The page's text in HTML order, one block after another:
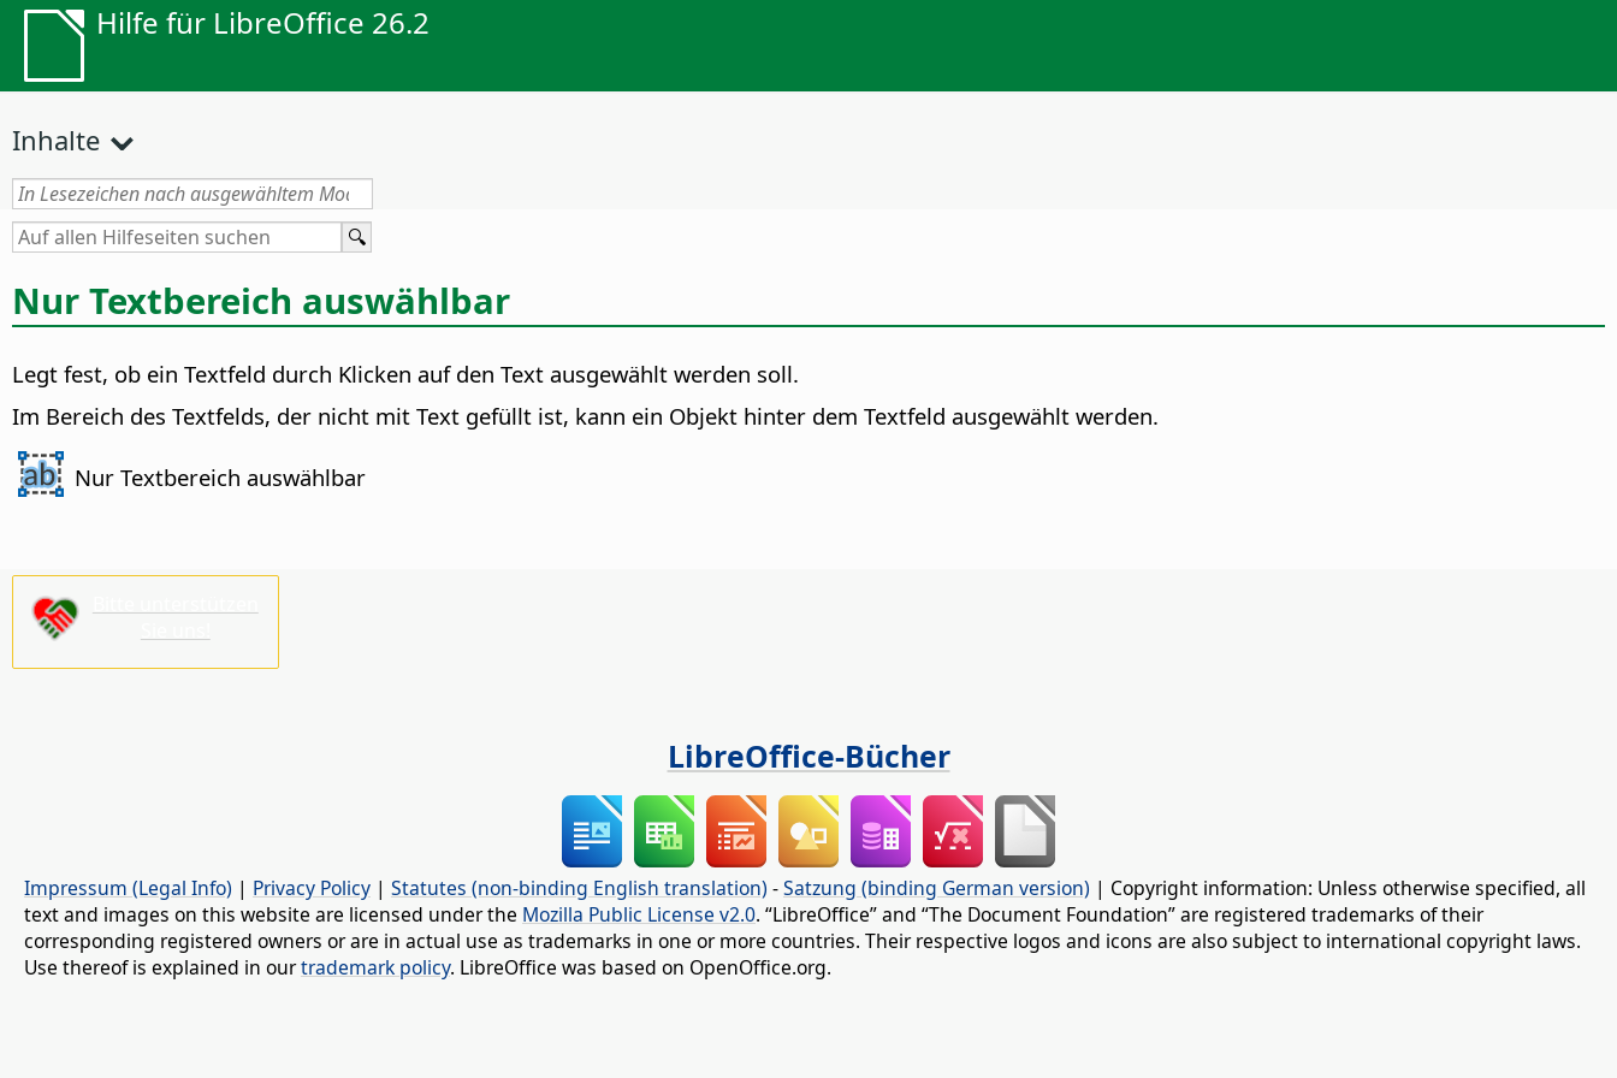
Hilfe für LibreOffice 26.2
Inhalte
Nur Textbereich auswählbar
Legt fest, ob ein Textfeld durch Klicken auf den Text ausgewählt werden soll.
Im Bereich des Textfelds, der nicht mit Text gefüllt ist, kann ein Objekt hinter dem Textfeld ausgewählt werden.
Nur Textbereich auswählbar
LibreOffice-Bücher
Impressum (Legal Info) | Privacy Policy | Statutes (non-binding English translation) -Satzung (binding German version) | Copyright information: Unless otherwise specified, all
text and images on this website are licensed under the Mozilla Public License v2.0. “LibreOffice” and “The Document Foundation” are registered trademarks of their
corresponding registered owners or are in actual use as trademarks in one or more countries. Their respective logos and icons are also subject to international copyright laws.
Use thereof is explained in ourtrademark policy. LibreOffice was based on OpenOffice.org.